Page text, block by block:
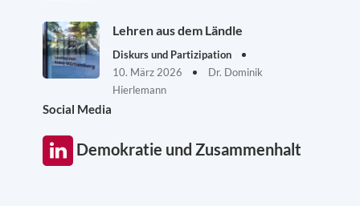
Lehren aus dem Ländle
Diskurs und Partizipation
10. März 2026
Dr. Dominik
Hierlemann
Social Media
Demokratie und Zusammenhalt